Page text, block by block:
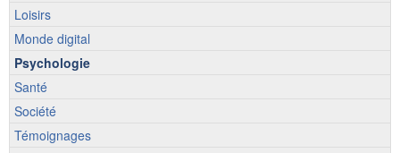
Loisirs
Monde digital
Psychologie
Santé
Société
Témoignages